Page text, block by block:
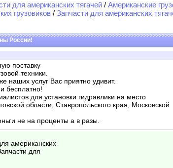
для американских тягачей / Американские
грузовиков / Запчасти для американских
России!
поставку
техники.
наших услуг Вас приятно удивит.
бесплатно!
для установки гидравлики на место
области, Ставропольского края, Московской
не на проценты а в разы.
американских
для